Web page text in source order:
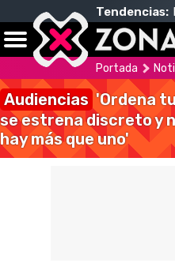
Tendencias:
Portada
Audiencias 'Ordena
se estrena discreto y
hay más que uno'